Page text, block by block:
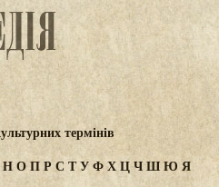
термінів
НОПРСТУФХЦЧШЮ Я